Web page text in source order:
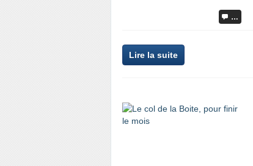
…
Lire la suite